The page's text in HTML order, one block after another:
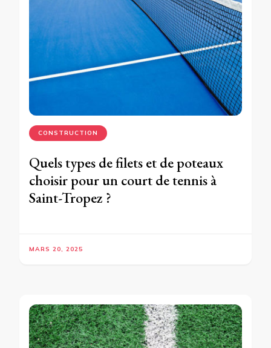
CONSTRUCTION
Quels types de filets et de poteaux
choisir pour un court de tennis à
Saint-Tropez ?
MARS 20, 2025